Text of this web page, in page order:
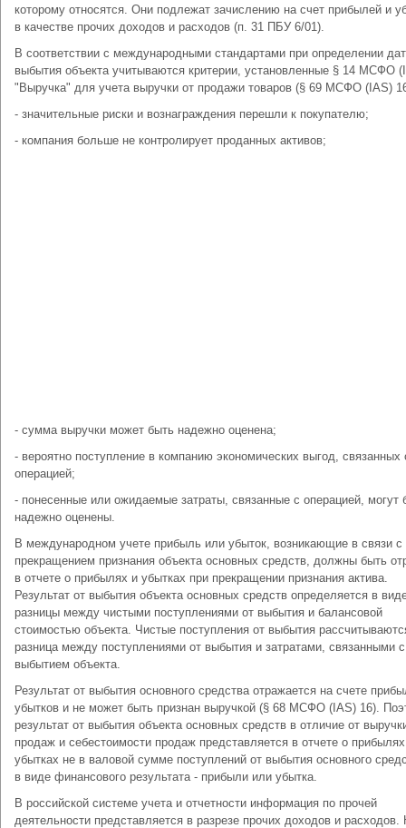
которому относятся. Они подлежат зачислению на счет прибылей и
в качестве прочих доходов и расходов (п. 31 ПБУ 6/01).
В соответствии с международными стандартами при определении
выбытия объекта учитываются критерии, установленные § 14 МСФО
"Выручка" для учета выручки от продажи товаров (§ 69 МСФО (IAS)
- значительные риски и вознаграждения перешли к покупателю;
- компания больше не контролирует проданных активов;
- сумма выручки может быть надежно оценена;
- вероятно поступление в компанию экономических выгод, связанных
операцией;
- понесенные или ожидаемые затраты, связанные с операцией, могут
надежно оценены.
В международном учете прибыль или убыток, возникающие в связи с
прекращением признания объекта основных средств, должны быть
в отчете о прибылях и убытках при прекращении признания актива.
Результат от выбытия объекта основных средств определяется в
разницы между чистыми поступлениями от выбытия и балансовой
стоимостью объекта. Чистые поступления от выбытия
разница между поступлениями от выбытия и затратами, связанными с
выбытием объекта.
Результат от выбытия основного средства отражается на счете
убытков и не может быть признан выручкой (§ 68 МСФО (IAS) 16).
результат от выбытия объекта основных средств в отличие от
продаж и себестоимости продаж представляется в отчете о
убытках не в валовой сумме поступлений от выбытия основного
в виде финансового результата - прибыли или убытка.
В российской системе учета и отчетности информация по прочей
деятельности представляется в разрезе прочих доходов и расходов.